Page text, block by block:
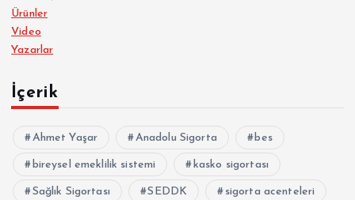
Ürünler
Video
Yazarlar
İçerik
Ahmet Yaşar Anadolu Sigorta bes
bireysel emeklilik sistemi kasko sigortası
Sağlık Sigortası SEDDK sigorta acenteleri